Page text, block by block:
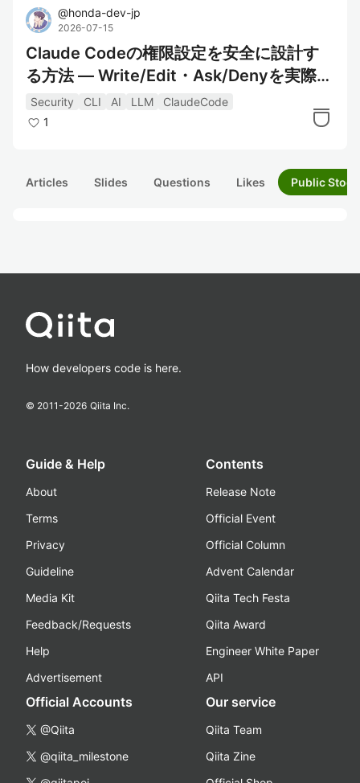
@honda-dev-jp
2026-07-15
Claude Codeの権限設定を安全に設計す
る方法 ― Write/Edit・Ask/Denyを実際に
検証して分かったこと
Security CLI AI LLM
ClaudeCode
1
Articles Slides Questions Likes Public
How developers code is here.
© 2011-2026 Qiita Inc.
Guide & Help
About
Terms
Privacy
Guideline
Media Kit
Feedback/Requests
Help
Advertisement
Contents
Release Note
Official Event
Official Column
Advent Calendar
Qiita Tech Festa
Qiita Award
Engineer White Paper
API
Official Accounts
@Qiita
@qiita_milestone
Our service
Qiita Team
Qiita Zine